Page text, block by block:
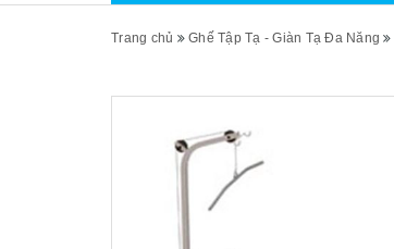
Trang chủ Ghế Tập Tạ - Giàn Tạ Đa Năng